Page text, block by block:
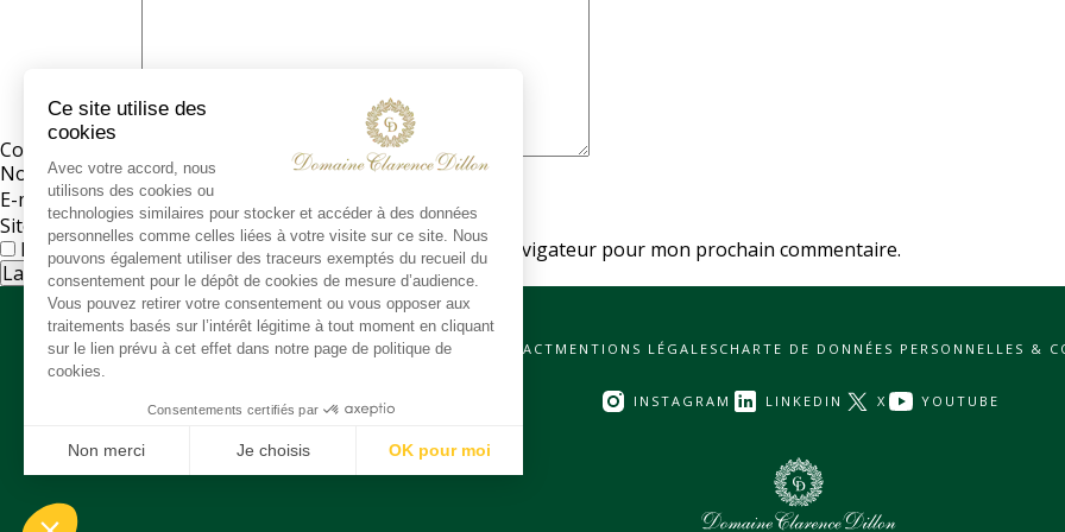
Commentaire
Nom*
E-mail*
Site web
Enregistrer mon nom, mon e-mail et mon site dans le navigateur pour mon prochain commentaire.
CONTACT MENTIONS LÉGALES CHARTE DE DONNÉES PERSONNELLES &
INSTAGRAM LINKEDIN X YOUTUBE